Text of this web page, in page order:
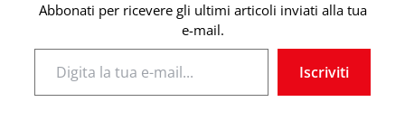
Abbonati per ricevere gli ultimi articoli inviati alla tua
e-mail.
Digita la tua e-mail...
Iscriviti